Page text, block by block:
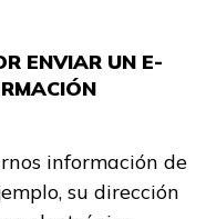
ENVIAR UN E-
información de
su dirección